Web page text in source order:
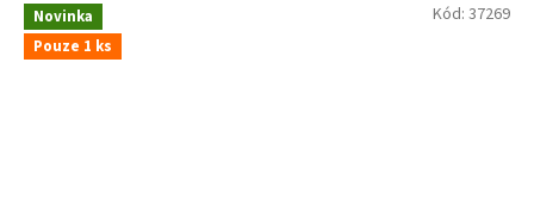
Novinka
Pouze 1 ks
Kód: 37269